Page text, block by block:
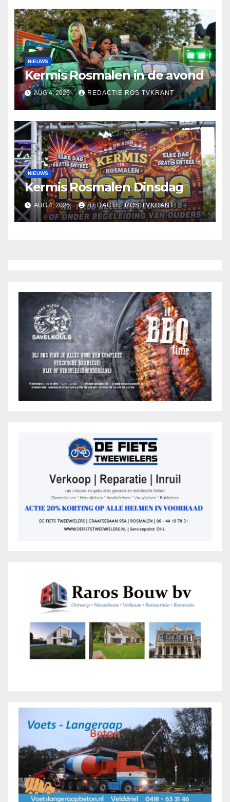
NIEUWS
Kermis Rosmalen in de avond
AUG 4, 2026 REDACTIE ROS TVKRANT
NIEUWS
Kermis Rosmalen Dinsdag
AUG 4, 2026 REDACTIE ROS TVKRANT